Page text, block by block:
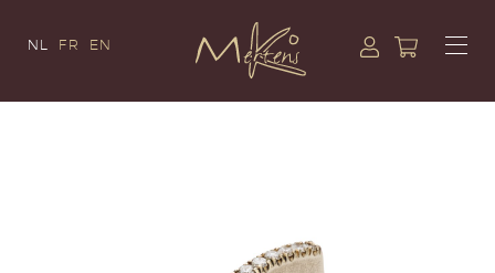
NL FR EN